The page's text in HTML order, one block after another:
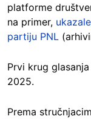
platforme
na primer,
partiju PNL
Prvi krug
2025.
Prema